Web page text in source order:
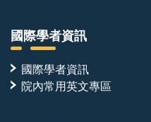
國際學者資訊
國際學者資訊
院內常用英文專區